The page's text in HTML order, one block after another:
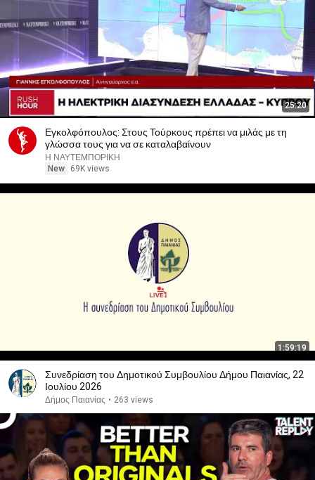
25:20
Εγκολφόπουλος: Στους Τούρκους πρέπει να μιλάς με τη
γλώσσα τους για να σε καταλαβαίνουν
Η ΝΑΥΤΕΜΠΟΡΙΚΗ
New
69K views
1:59:19
Συνεδρίαση του Δημοτικού Συμβουλίου Δήμου Παιανίας, 22
Ιουλίου 2026
Δήμος Παιανίας • 263 views